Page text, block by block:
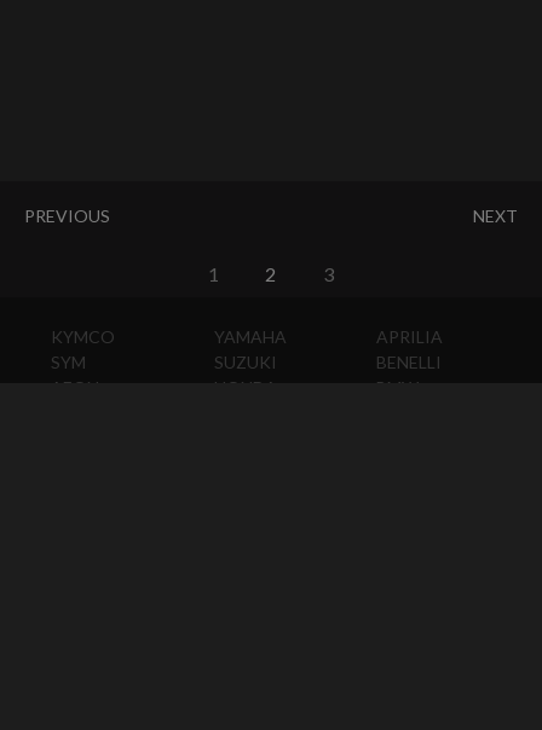
PREVIOUS NEXT
1 2 3
KYMCO
SYM
AEON
YAMAHA
SUZUKI
HONDA
APRILIA
BENELLI
BMW